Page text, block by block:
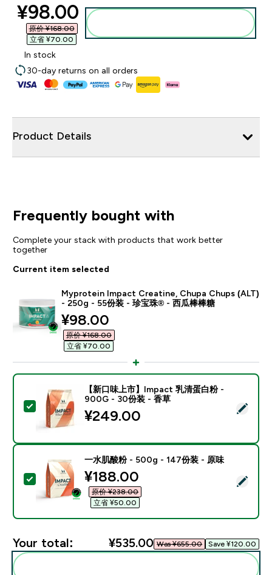
discounted price
¥98.00‎
原价 ¥168.00‎
立省 ¥70.00‎
In stock
30-day returns on all orders
Product Details
Frequently bought with
Complete your stack with products that work better
together
Current item selected
Myprotein Impact Creatine, Chupa Chups (ALT)
- 250g - 55份装 - 珍宝珠® - 西瓜棒棒糖
discounted price
¥98.00‎
原价 ¥168.00‎
立省 ¥70.00‎
Select this product - 【新口味上市】Impact 乳清蛋
【新口味上市】Impact 乳清蛋白粉 -
900G - 30份装 - 香草
¥249.00‎
Select this product - 一水肌酸粉 - 500g - 147份装 -
一水肌酸粉 - 500g - 147份装 - 原味
discounted price
¥188.00‎
原价 ¥238.00‎
立省 ¥50.00‎
Your total: ¥535.00‎ Was ¥655.00‎ Save ¥120.00‎